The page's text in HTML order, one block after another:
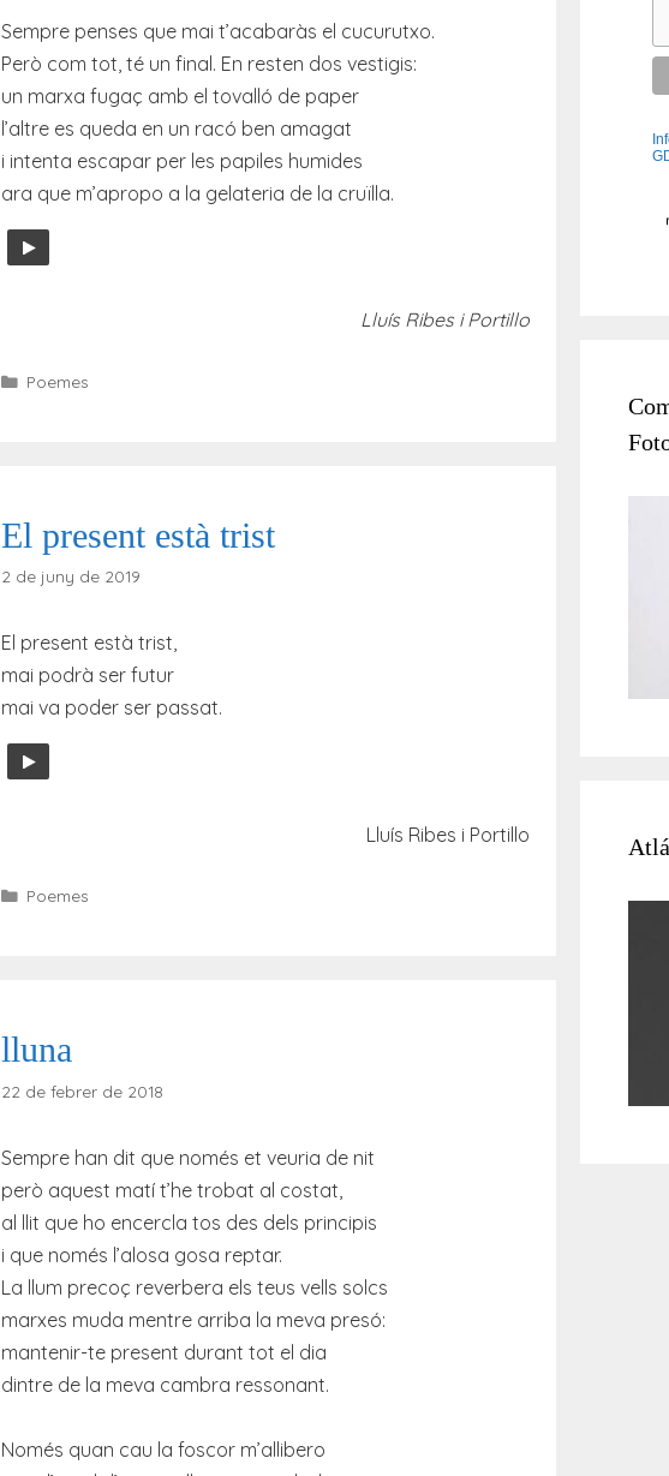
Sempre penses que mai t’acabaràs el cucurutxo.
Però com tot, té un final. En resten dos vestigis:
un marxa fugaç amb el tovalló de paper
l’altre es queda en un racó ben amagat
i intenta escapar per les papiles humides
ara que m’apropo a la gelateria de la cruïlla.
Lluís Ribes i Portillo
Categories
Poemes
El present està trist
2 de juny de 2019
El present està trist,
mai podrà ser futur
mai va poder ser passat.
Lluís Ribes i Portillo
Categories
Poemes
lluna
22 de febrer de 2018
Sempre han dit que només et veuria de nit
però aquest matí t’he trobat al costat,
al llit que ho encercla tos des dels principis
i que només l’alosa gosa reptar.
La llum precoç reverbera els teus vells solcs
marxes muda mentre arriba la meva presó:
mantenir-te present durant tot el dia
dintre de la meva cambra ressonant.
Només quan cau la foscor m’allibero